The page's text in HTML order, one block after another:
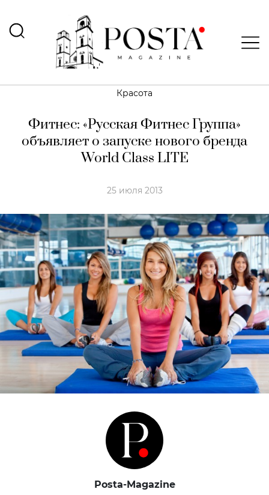
Красота
Фитнес: «Русская Фитнес Группа»
объявляет о запуске нового бренда
World Class LITE
25 июля 2013
Posta-Magazine